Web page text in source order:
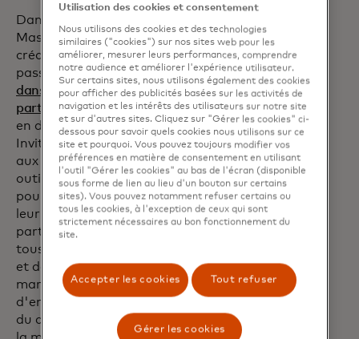
Dans le cadre de l'engagement de
Mastercard à travailler avec des
créateurs pour connecter les gens à leurs
passions, comme la récente campagne de
danse que la marque a lancée en
partenariat avec Lady Gaga, ou un espace
en direct lors du prochain Arnold Palmer
Invitational, Mastercard s'engage à offrir
aux créateurs de marques applicables des
outils, des ressources et un mentorat
pour les aider à établir et à développer
leur entreprise. Grâce à un réseau de
partenaires parmi les plus reconnus dans
tous les secteurs - agences de créateurs
et de talents, agences de création et de
marketing, plateformes et chefs
d'entreprise dans les domaines du sport,
du divertissement, de la gastronomie, de
Utilisation des cookies et consentement
Nous utilisons des cookies et des technologies
similaires ("cookies") sur nos sites web pour les
améliorer, mesurer leurs performances, comprendre
notre audience et améliorer l'expérience utilisateur.
Sur certains sites, nous utilisons également des cookies
pour afficher des publicités basées sur les activités de
navigation et les intérêts des utilisateurs sur notre site
et sur d'autres sites. Cliquez sur "Gérer les cookies" ci-
dessous pour savoir quels cookies nous utilisons sur ce
site et pourquoi. Vous pouvez toujours modifier vos
préférences en matière de consentement en utilisant
l'outil "Gérer les cookies" au bas de l'écran (disponible
sous forme de lien au lieu d'un bouton sur certains
sites). Vous pouvez notamment refuser certains ou
tous les cookies, à l'exception de ceux qui sont
strictement nécessaires au bon fonctionnement du
site.
Accepter les cookies Tout refuser
Gérer les cookies